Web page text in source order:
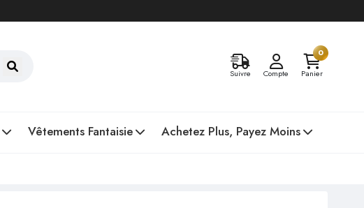
Suivre Compte
0
Panier
Vêtements Fantaisie Achetez Plus, Payez Moins